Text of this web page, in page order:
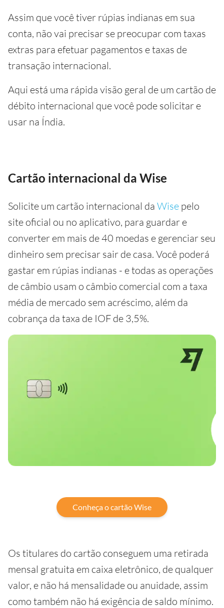
Assim que você tiver rúpias indianas em sua
conta, não vai precisar se preocupar com taxas
extras para efetuar pagamentos e taxas de
transação internacional.
Aqui está uma rápida visão geral de um cartão de
débito internacional que você pode solicitar e
usar na Índia.
Cartão internacional da Wise
Solicite um cartão internacional da Wise pelo
site oficial ou no aplicativo, para guardar e
converter em mais de 40 moedas e gerenciar seu
dinheiro sem precisar sair de casa. Você poderá
gastar em rúpias indianas - e todas as operações
de câmbio usam o câmbio comercial com a taxa
média de mercado sem acréscimo, além da
cobrança da taxa de IOF de 3,5%.
Conheça o cartão Wise
Os titulares do cartão conseguem uma retirada
mensal gratuita em caixa eletrônico, de qualquer
valor, e não há mensalidade ou anuidade, assim
como também não há exigência de saldo mínimo.